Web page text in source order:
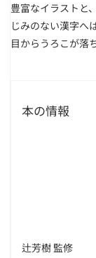
豊富なイラストと
じみのない漢字へ
目からうろこが落
本の情報
辻芳樹 監修